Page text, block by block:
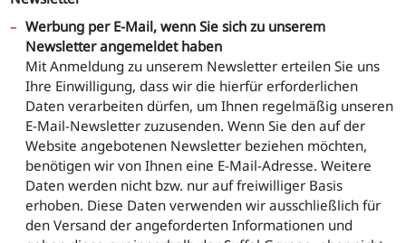
Werbung per E-Mail, wenn Sie sich zu unserem
Newsletter angemeldet haben
Mit Anmeldung zu unserem Newsletter erteilen Sie uns
Ihre Einwilligung, dass wir die hierfür erforderlichen
Daten verarbeiten dürfen, um Ihnen regelmäßig unseren
E-Mail-Newsletter zuzusenden. Wenn Sie den auf der
Website angebotenen Newsletter beziehen möchten,
benötigen wir von Ihnen eine E-Mail-Adresse. Weitere
Daten werden nicht bzw. nur auf freiwilliger Basis
erhoben. Diese Daten verwenden wir ausschließlich für
den Versand der angeforderten Informationen und